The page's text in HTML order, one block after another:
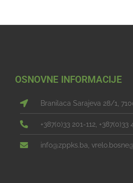
OSNOVNE INFORMACIJE
Branilaca Sarajeva 28/1,
+387(0)33 201-112, +387(0)33
info@zppks.ba,